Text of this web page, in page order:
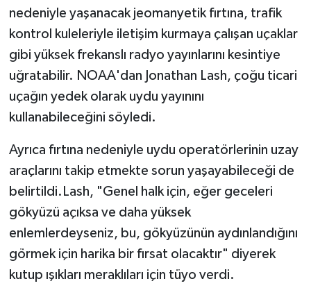
nedeniyle yaşanacak jeomanyetik fırtına, trafik
kontrol kuleleriyle iletişim kurmaya çalışan uçaklar
gibi yüksek frekanslı radyo yayınlarını kesintiye
uğratabilir. NOAA'dan Jonathan Lash, çoğu ticari
uçağın yedek olarak uydu yayınını
kullanabileceğini söyledi.
Ayrıca fırtına nedeniyle uydu operatörlerinin uzay
araçlarını takip etmekte sorun yaşayabileceği de
belirtildi.Lash, "Genel halk için, eğer geceleri
gökyüzü açıksa ve daha yüksek
enlemlerdeyseniz, bu, gökyüzünün aydınlandığını
görmek için harika bir fırsat olacaktır" diyerek
kutup ışıkları meraklıları için tüyo verdi.